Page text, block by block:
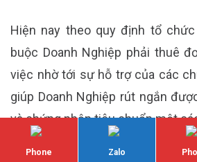
Hiện nay theo quy định tổ
buộc Doanh Nghiệp phải thuê
việc nhờ tới sự hỗ trợ của các
giúp Doanh Nghiệp rút ngắn
và chứng nhận tiêu chuẩn một
Nếu muốn biết thêm thông tin về
Phone Zalo